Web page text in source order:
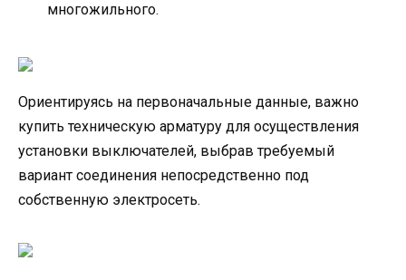
многожильного.
Ориентируясь на первоначальные данные, важно
купить техническую арматуру для осуществления
установки выключателей, выбрав требуемый
вариант соединения непосредственно под
собственную электросеть.